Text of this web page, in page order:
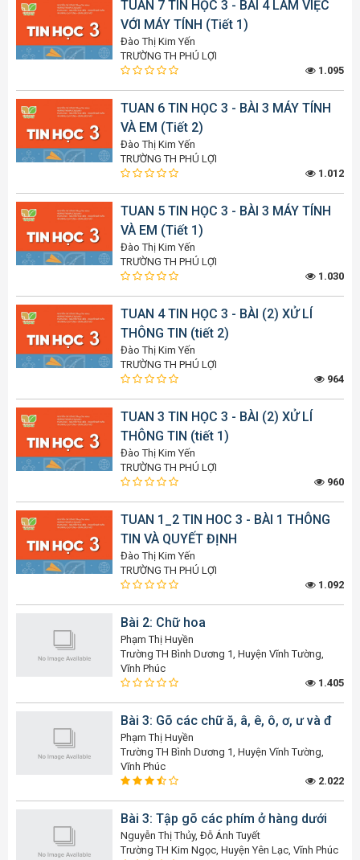
TUAN 7 TIN HỌC 3 - BÀI 4 LÀM VIỆC
VỚI MÁY TÍNH (Tiết 1)
Đào Thị Kim Yến
TRƯỜNG TH PHÚ LỢI
1.095
TUAN 6 TIN HỌC 3 - BÀI 3 MÁY TÍNH
VÀ EM (Tiết 2)
Đào Thị Kim Yến
TRƯỜNG TH PHÚ LỢI
1.012
TUAN 5 TIN HỌC 3 - BÀI 3 MÁY TÍNH
VÀ EM (Tiết 1)
Đào Thị Kim Yến
TRƯỜNG TH PHÚ LỢI
1.030
TUAN 4 TIN HỌC 3 - BÀI (2) XỬ LÍ
THÔNG TIN (tiết 2)
Đào Thị Kim Yến
TRƯỜNG TH PHÚ LỢI
964
TUAN 3 TIN HỌC 3 - BÀI (2) XỬ LÍ
THÔNG TIN (tiết 1)
Đào Thị Kim Yến
TRƯỜNG TH PHÚ LỢI
960
TUAN 1_2 TIN HOC 3 - BÀI 1 THÔNG
TIN VÀ QUYẾT ĐỊNH
Đào Thị Kim Yến
TRƯỜNG TH PHÚ LỢI
1.092
Bài 2: Chữ hoa
Phạm Thị Huyền
Trường TH Bình Dương 1, Huyện Vĩnh Tường,
Vĩnh Phúc
1.405
Bài 3: Gõ các chữ ă, â, ê, ô, ơ, ư và đ
Phạm Thị Huyền
Trường TH Bình Dương 1, Huyện Vĩnh Tường,
Vĩnh Phúc
2.022
Bài 3: Tập gõ các phím ở hàng dưới
Nguyễn Thị Thủy, Đỗ Ánh Tuyết
Trường TH Kim Ngọc, Huyện Yên Lạc, Vĩnh Phúc